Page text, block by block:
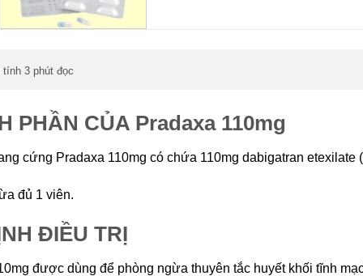
3 phút đọc
PHẦN CỦA Pradaxa 110mg
cứng Pradaxa 110mg có chứa 110mg dabigatran etexilate
đủ 1 viên.
ĐIỀU TRỊ
được dùng để phòng ngừa thuyên tắc huyết khối tĩnh